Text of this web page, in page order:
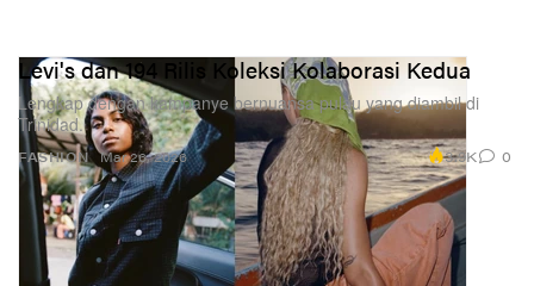
FASHION
Levi's dan 194 Rilis Koleksi Kolaborasi Kedua
Lengkap dengan kampanye bernuansa pulau yang diambil di
Trinidad.
Mar 26, 2026 3.9K 0